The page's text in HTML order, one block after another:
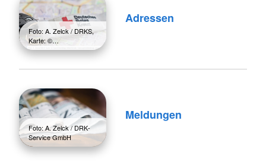
Foto: A. Zelck / DRKS,
Karte: ©…
Adressen
Foto: A. Zelck / DRK-
Service GmbH
Meldungen